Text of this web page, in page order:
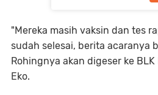
"Mereka masih vaksin dan tes
sudah selesai, berita acaranya
Rohingnya akan digeser ke
Eko.